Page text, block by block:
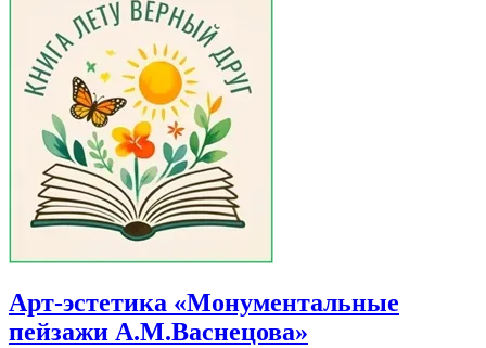
Арт-эстетика «Монументальные
пейзажи А.М.Васнецова»